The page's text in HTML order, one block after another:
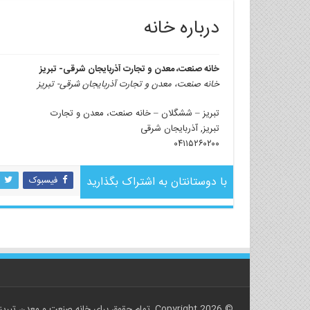
درباره خانه
خانه صنعت، معدن و تجارت آذربایجان شرقی- تبریز
خانه صنعت، معدن و تجارت آذربایجان شرقی- تبریز
تبریز – ششگلان – خانه صنعت، معدن و تجارت
تبریز,آذربایجان شرقی
۰۴۱۱۵۲۶۰۲۰۰
با دوستانتان به اشتراک بگذارید فیسبوک